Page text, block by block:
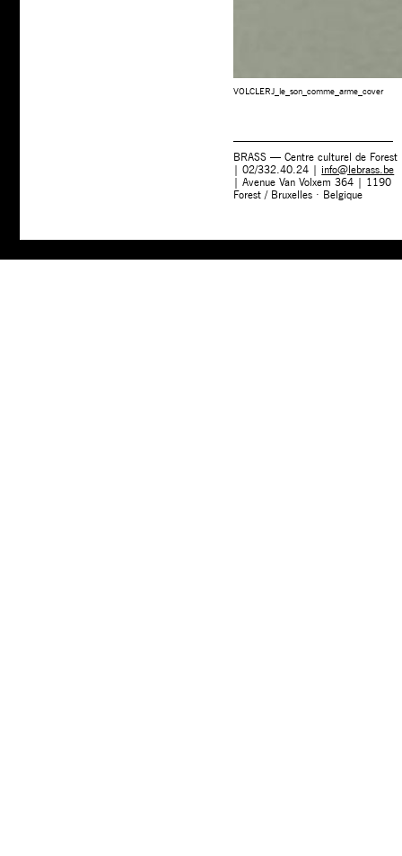
VOLCLERJ_le_son_comme_arme_cover
BRASS — Centre culturel de Forest
| 02/332.40.24 | info@lebrass.be
| Avenue Van Volxem 364 | 1190
Forest / Bruxelles · Belgique